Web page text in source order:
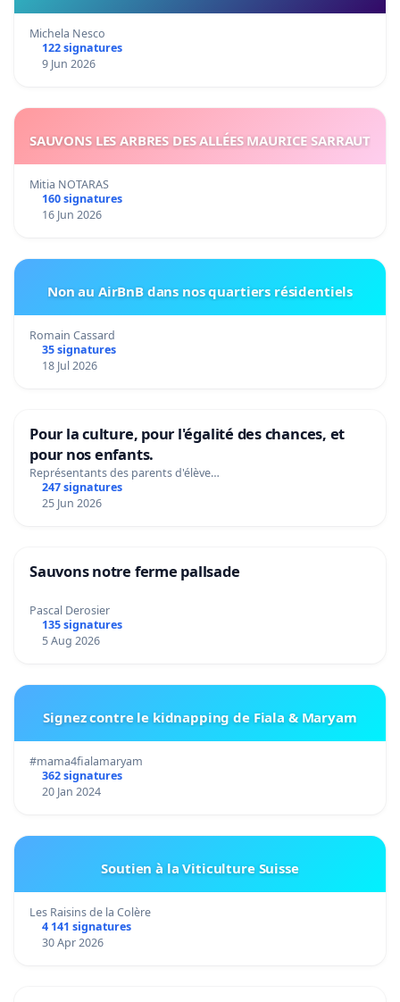
Michela Nesco
122 signatures
9 Jun 2026
SAUVONS LES ARBRES DES ALLÉES MAURICE SARRAUT
Mitia NOTARAS
160 signatures
16 Jun 2026
Non au AirBnB dans nos quartiers résidentiels
Romain Cassard
35 signatures
18 Jul 2026
Pour la culture, pour l'égalité des chances, et
pour nos enfants.
Représentants des parents d'élève…
247 signatures
25 Jun 2026
Sauvons notre ferme pallsade
Pascal Derosier
135 signatures
5 Aug 2026
Signez contre le kidnapping de Fiala & Maryam
#mama4fialamaryam
362 signatures
20 Jan 2024
Soutien à la Viticulture Suisse
Les Raisins de la Colère
4 141 signatures
30 Apr 2026